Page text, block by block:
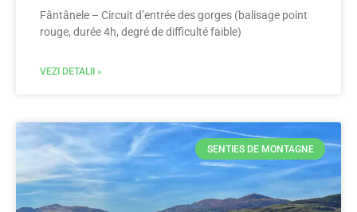
Fântânele – Circuit d’entrée des gorges (balisage point
rouge, durée 4h, degré de difficulté faible)
VEZI DETALII »
SENTIES DE MONTAGNE